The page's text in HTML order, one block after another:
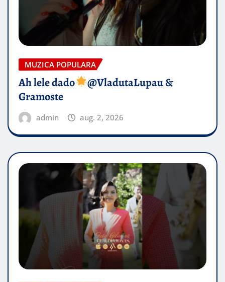
MUZICA POPULARA
Ah lele dado​
@VladutaLupau &
Gramoste
admin aug. 2, 2026